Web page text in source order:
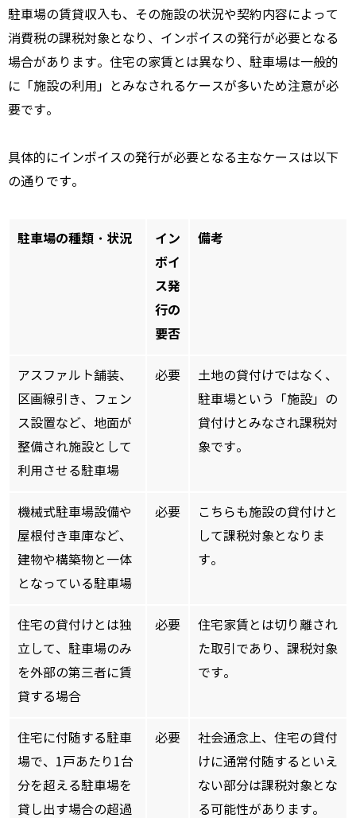
駐車場の賃貸収入も、その施設の状況や契約内容によって
消費税の課税対象となり、インボイスの発行が必要となる
場合があります。住宅の家賃とは異なり、駐車場は一般的
に「施設の利用」とみなされるケースが多いため注意が必
要です。
具体的にインボイスの発行が必要となる主なケースは以下
の通りです。
駐車場の種類・状況
イン
ボイ
ス発
行の
要否
備考
アスファルト舗装、
区画線引き、フェン
ス設置など、地面が
整備され施設として
利用させる駐車場
必要
土地の貸付けではなく、
駐車場という「施設」の
貸付けとみなされ課税対
象です。
機械式駐車場設備や
屋根付き車庫など、
建物や構築物と一体
となっている駐車場
必要
こちらも施設の貸付けと
して課税対象となりま
す。
住宅の貸付けとは独
立して、駐車場のみ
を外部の第三者に賃
貸する場合
必要
住宅家賃とは切り離され
た取引であり、課税対象
です。
住宅に付随する駐車
場で、1戸あたり1台
分を超える駐車場を
貸し出す場合の超過
必要
社会通念上、住宅の貸付
けに通常付随するといえ
ない部分は課税対象とな
る可能性があります。